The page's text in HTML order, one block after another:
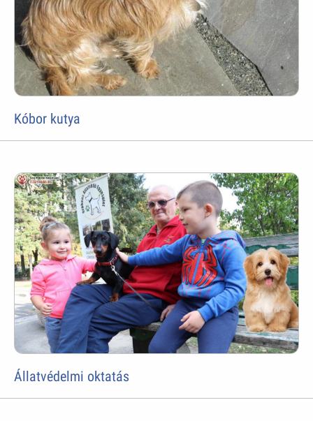
Kóbor kutya
Állatvédelmi oktatás